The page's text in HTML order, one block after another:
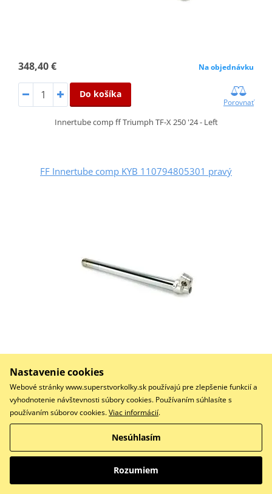
348,40 € Na objednávku
Do košíka
Porovnať
Innertube comp ff Triumph TF-X 250 '24 - Left
FF Innertube comp KYB 110794805301 pravý
Do košíka
Innertube comp ff Triumph TF-X '24 - Right
FF Ihličková piestna tyč spätného rázu KYB
Nastavenie cookies
Webové stránky www.superstvorkolky.sk používajú pre zlepšenie funkcií a
vyhodnotenie návštevnosti súbory cookies. Používaním súhlasíte s
používaním súborov cookies.Viac informácií.
Nesúhlasím
Rozumiem